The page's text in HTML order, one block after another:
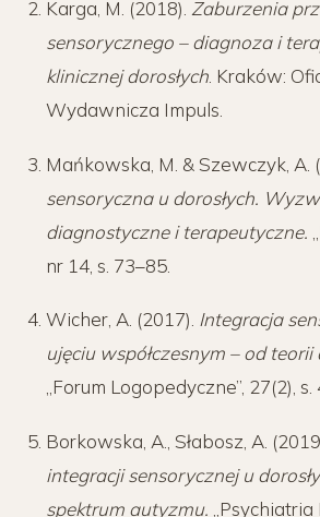
Karga, M. (2018). Zaburzenia
sensorycznego – diagnoza i
klinicznej dorosłych. Kraków:
Wydawnicza Impuls.
Mańkowska, M. & Szewczyk, A.
sensoryczna u dorosłych.
diagnostyczne i terapeutyczne.
nr 14, s. 73–85.
Wicher, A. (2017). Integracja
ujęciu współczesnym – od
„Forum Logopedyczne”, 27(2), s.
Borkowska, A., Słabosz, A.
integracji sensorycznej u
spektrum autyzmu. „Psychiatria